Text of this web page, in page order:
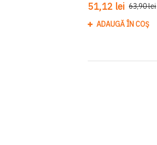
51,12 lei 63,90 lei
ADAUGĂ ÎN COȘ